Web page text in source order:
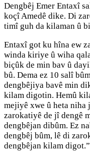
Dengbêj Emer Entaxî
koçî Amedê dike. Di
timî guh da kilaman û
Entaxî got ku hîna ew
winda kiriye û wiha
biçûk de min bav û
bû. Dema ez 10 salî
dengbêjiya bavê min
kilam digotin. Hemû
mejiyê xwe û heta
zarokatiyê de jî dengê
dengbêjan dibûm. Ez
dengbêj bûm, lê di
dengbêjan kilam digot.”